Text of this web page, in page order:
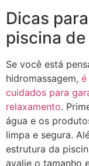
Dicas
piscina
Se você está
hidromassagem, é
cuidados para
relaxamento.
água e os
limpa e segura.
estrutura da
avalie o tamanho